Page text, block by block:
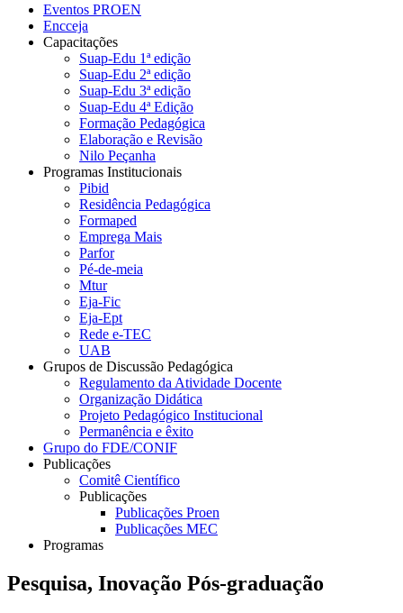
Eventos PROEN
Encceja
Capacitações
Suap-Edu 1ª edição
Suap-Edu 2ª edição
Suap-Edu 3ª edição
Suap-Edu 4ª Edição
Formação Pedagógica
Elaboração e Revisão
Nilo Peçanha
Programas Institucionais
Pibid
Residência Pedagógica
Formaped
Emprega Mais
Parfor
Pé-de-meia
Mtur
Eja-Fic
Eja-Ept
Rede e-TEC
UAB
Grupos de Discussão Pedagógica
Regulamento da Atividade Docente
Organização Didática
Projeto Pedagógico Institucional
Permanência e êxito
Grupo do FDE/CONIF
Publicações
Comitê Científico
Publicações
Publicações Proen
Publicações MEC
Programas
Pesquisa, Inovação Pós-graduação